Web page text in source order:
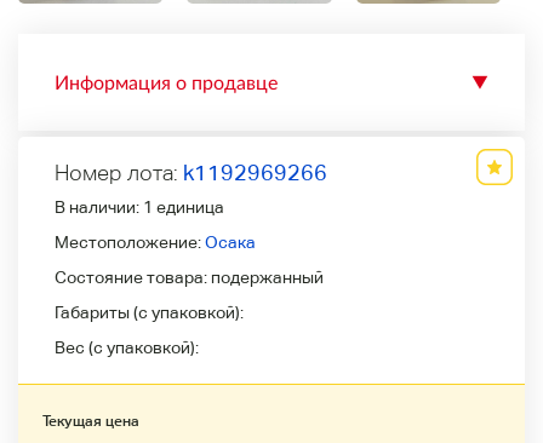
Информация о продавце ▼
Номер лота: k1192969266
В наличии: 1 единица
Местоположение:Осака
Состояние товара: подержанный
Габариты (с упаковкой):
Вес (с упаковкой):
Текущая цена